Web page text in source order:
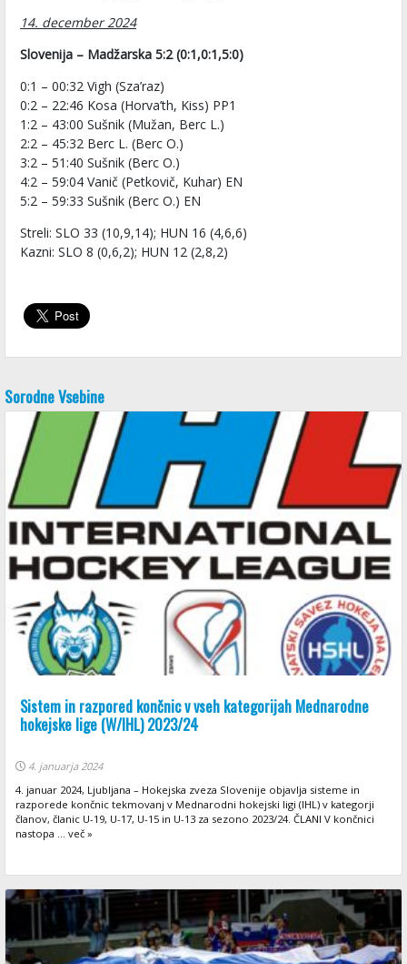
14. december 2024
Slovenija – Madžarska 5:2 (0:1,0:1,5:0)
0:1 – 00:32 Vigh (Sza’raz)
0:2 – 22:46 Kosa (Horva’th, Kiss) PP1
1:2 – 43:00 Sušnik (Mužan, Berc L.)
2:2 – 45:32 Berc L. (Berc O.)
3:2 – 51:40 Sušnik (Berc O.)
4:2 – 59:04 Vanič (Petkovič, Kuhar) EN
5:2 – 59:33 Sušnik (Berc O.) EN
Streli: SLO 33 (10,9,14); HUN 16 (4,6,6)
Kazni: SLO 8 (0,6,2); HUN 12 (2,8,2)
Sorodne Vsebine
Sistem in razpored končnic v vseh kategorijah Mednarodne
hokejske lige (W/IHL) 2023/24
4. januarja 2024
4. januar 2024, Ljubljana – Hokejska zveza Slovenije objavlja sisteme in
razporede končnic tekmovanj v Mednarodni hokejski ligi (IHL) v kategorji
članov, članic U-19, U-17, U-15 in U-13 za sezono 2023/24. ČLANI V končnici
nastopa ... več »